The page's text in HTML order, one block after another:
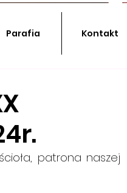
Parafia Kontakt
patrona naszej